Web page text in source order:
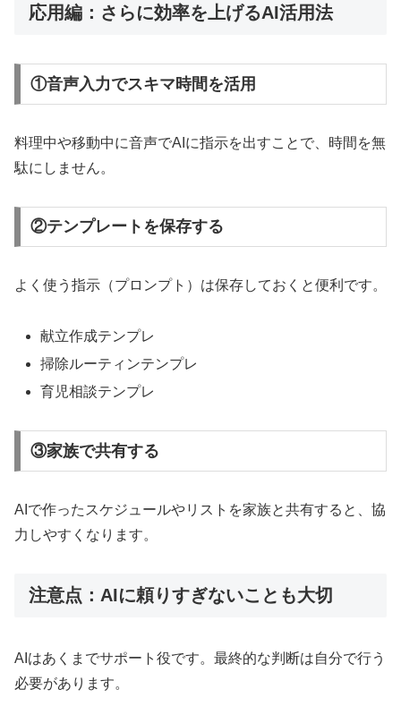
応用編：さらに効率を上げるAI活用法
①音声入力でスキマ時間を活用
料理中や移動中に音声でAIに指示を出すことで、時間を無
駄にしません。
②テンプレートを保存する
よく使う指示（プロンプト）は保存しておくと便利です。
献立作成テンプレ
掃除ルーティンテンプレ
育児相談テンプレ
③家族で共有する
AIで作ったスケジュールやリストを家族と共有すると、協
力しやすくなります。
注意点：AIに頼りすぎないことも大切
AIはあくまでサポート役です。最終的な判断は自分で行う
必要があります。